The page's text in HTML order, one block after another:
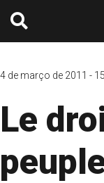
4 de março de 2011 -
Le